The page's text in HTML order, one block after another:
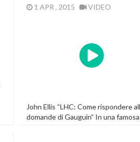
1 APR , 2015 VIDEO
John Ellis “LHC: Come rispondere
domande di Gauguin” In una famosa